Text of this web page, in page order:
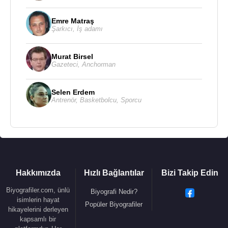
Kaynak:Biyografiler.com
Emre Matraş
Şarkıcı İş adamı
Murat Birsel
Gazeteci Anchorman
Selen Erdem
Antrenör, Basketbolcu Sporcu
Hakkımızda
Biyografiler.com, ünlü
isimlerin hayat
hikayelerini derleyen
kapsamlı bir
Hızlı Bağlantılar
Biyografi Nedir?
Popüler Biyografiler
Bizi Takip Edin